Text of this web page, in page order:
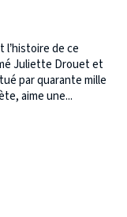
l’histoire de ce
Juliette Drouet et
par quarante mille
aime une...